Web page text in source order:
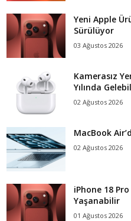
Yeni Apple
Sürülüyor
03 Ağustos 2026
Kamerasız
Yılında
02 Ağustos 2026
MacBook
02 Ağustos 2026
iPhone 18
Yaşanabilir
01 Ağustos 2026